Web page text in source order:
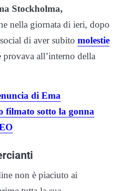
Stockholma,
nella giornata di ieri, dopo
di aver subito molestie
provava all’interno della
di Ema
filmato sotto la gonna
non è piaciuto ai